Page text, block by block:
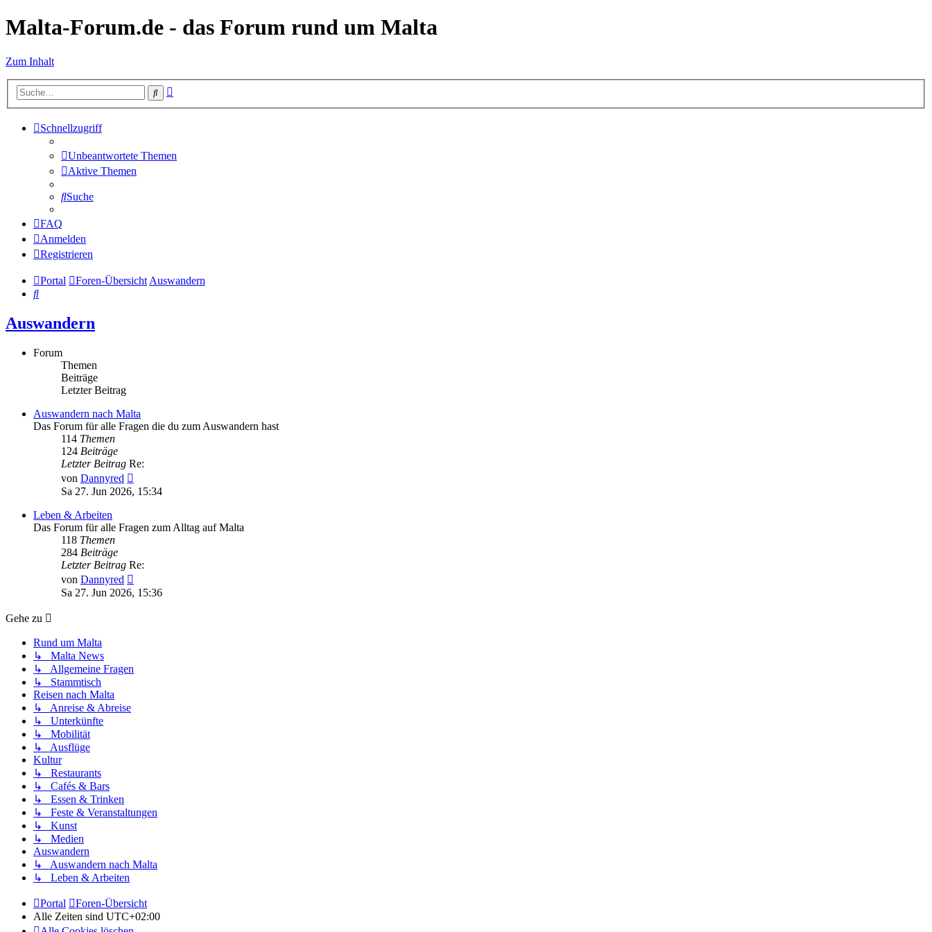
Malta-Forum.de - das Forum rund um Malta
Zum Inhalt
Suche
Schnellzugriff
Unbeantwortete Themen
Aktive Themen
Suche
FAQ
Anmelden
Registrieren
Portal Foren-ÜbersichtAuswandern
Suche
Auswandern
Forum
Themen
Beiträge
Letzter Beitrag
Auswandern nach Malta
Das Forum für alle Fragen die du zum Auswandern hast
114 Themen
124 Beiträge
Letzter Beitrag Re:
von Dannyred
Beitrag
Sa 27. Jun 2026, 15:34
Leben & Arbeiten
Das Forum für alle Fragen zum Alltag auf Malta
118 Themen
284 Beiträge
Letzter Beitrag Re:
von Dannyred
Beitrag
Sa 27. Jun 2026, 15:36
Gehe zu
Rund um Malta
↳ Malta News
↳ Allgemeine Fragen
↳ Stammtisch
Reisen nach Malta
↳ Anreise & Abreise
↳ Unterkünfte
↳ Mobilität
↳ Ausflüge
Kultur
↳ Restaurants
↳ Cafés & Bars
↳ Essen & Trinken
↳ Feste & Veranstaltungen
↳ Kunst
↳ Medien
Auswandern
↳ Auswandern nach Malta
↳ Leben & Arbeiten
Portal
Foren-Übersicht
Alle Zeiten sind UTC+02:00